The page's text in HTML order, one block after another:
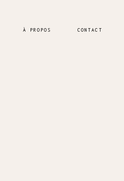
À PROPOS CONTACT